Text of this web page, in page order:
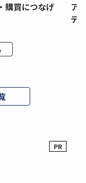
購買につなげ
ア
デ